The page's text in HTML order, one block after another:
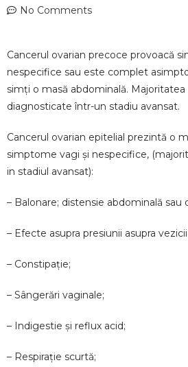
No Comments
Cancerul ovarian precoce provoacă
nespecifice sau este complet
simți o masă abdominală.
diagnosticate într-un stadiu avansat.
Cancerul ovarian epitelial prezintă o
simptome vagi și nespecifice,
in stadiul avansat):
– Balonare; distensie abdominală sau
– Efecte asupra presiunii asupra
– Constipație;
– Sângerări vaginale;
– Indigestie și reflux acid;
– Respirație scurtă;